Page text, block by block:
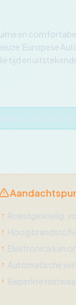
en
'Europese
tijd en
Roestgevoelig,
Hoog
Elektronica kan
Automatische
Beperkte